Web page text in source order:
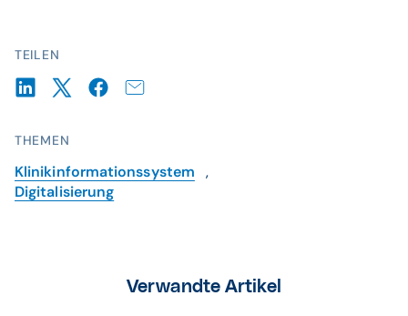
TEILEN
THEMEN
Klinikinformationssystem
,
Digitalisierung
Verwandte Artikel